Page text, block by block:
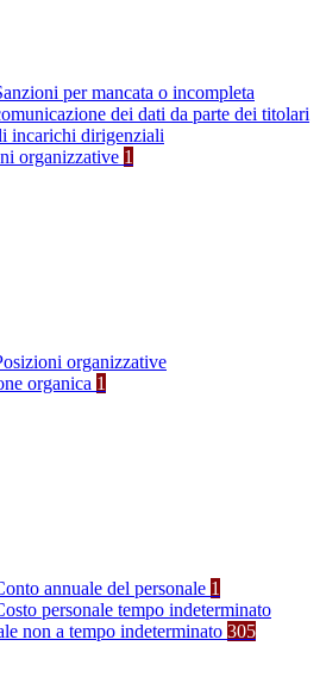
per mancata o incompleta
dei dati da parte dei titolari
incarichi dirigenziali
organizzative 1
organizzative
organica 1
annuale del personale 1
personale tempo indeterminato
non a tempo indeterminato 305